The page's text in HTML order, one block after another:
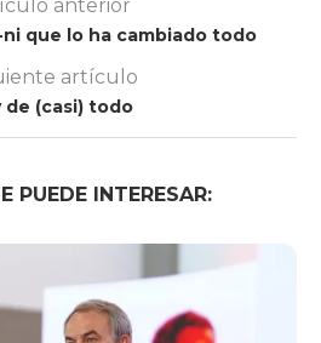
anterior
que lo ha cambiado todo
artículo
de (casi) todo
PUEDE INTERESAR: